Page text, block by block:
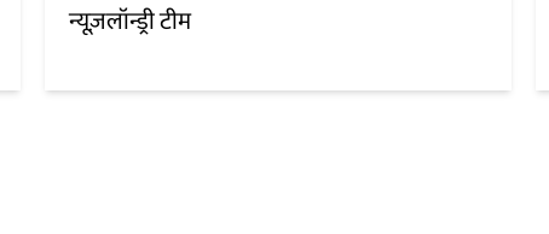
न्यूज़लॉन्ड्री टीम